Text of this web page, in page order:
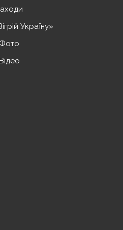
Україну»
Фото
Відео